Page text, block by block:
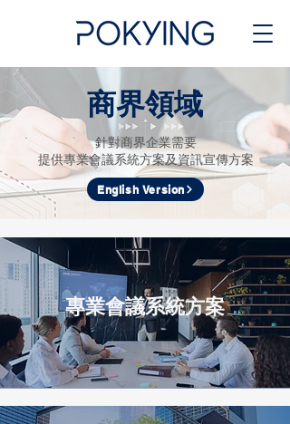
商界領域
針對商界企業需要
提供專業會議系統方案及資訊宣傳方案
English Version
專業會議系統方案